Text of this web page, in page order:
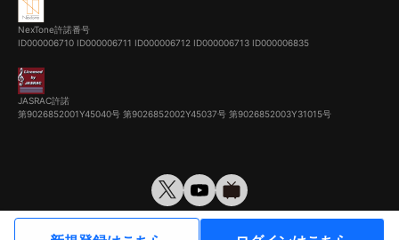
NexTone許諾番号
ID000006710 ID000006711 ID000006712 ID000006713 ID000006835
JASRAC許諾
第9026852001Y45040号 第9026852002Y45037号 第9026852003Y31015号
© VirtualCast, Inc. All rights reserved.